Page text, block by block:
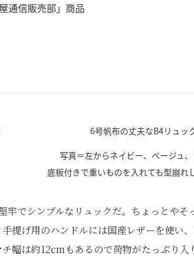
通信販売部」商品
写真＝左からネイビー、ベージュ
底板付きで重いものを入れても型崩れ
牢でシンプルなリュックだ。ちょっとやそ
提げ用のハンドルには国産レザーを使い
幅は約12cmもあるので荷物がたっぷり入